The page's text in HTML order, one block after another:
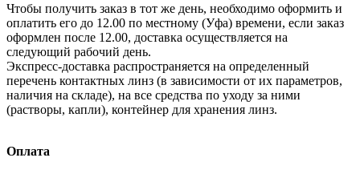
Чтобы получить заказ в тот же день, необходимо оформить и
оплатить его до 12.00 по местному (Уфа) времени, если заказ
оформлен после 12.00, доставка осуществляется на
следующий рабочий день.
Экспресс-доставка распространяется на определенный
перечень контактных линз (в зависимости от их параметров,
наличия на складе), на все средства по уходу за ними
(растворы, капли), контейнер для хранения линз.
Оплата